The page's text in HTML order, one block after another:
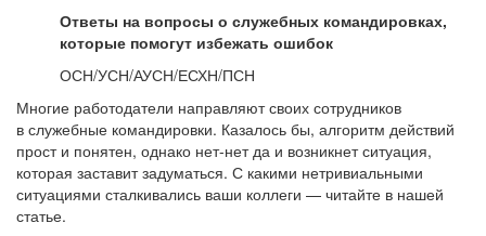
Ответы на вопросы о служебных командировках,
которые помогут избежать ошибок
ОСН/УСН/АУСН/ЕСХН/ПСН
Многие работодатели направляют своих сотрудников
в служебные командировки. Казалось бы, алгоритм действий
прост и понятен, однако нет-нет да и возникнет ситуация,
которая заставит задуматься. С какими нетривиальными
ситуациями сталкивались ваши коллеги — читайте в нашей
статье.